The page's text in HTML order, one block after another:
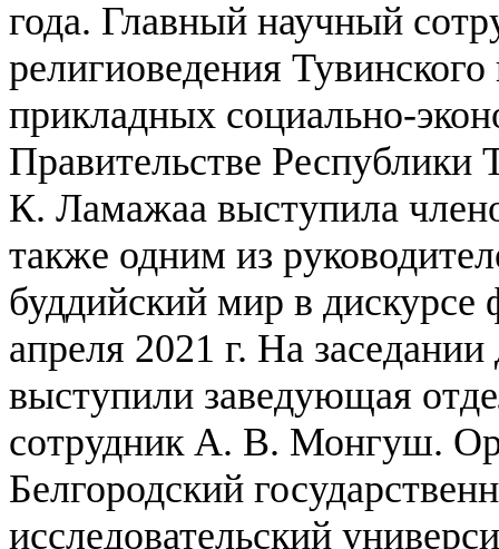
года. Главный научный
религиоведения
прикладных социально-
Правительстве
К. Ламажаа выступила
также одним из
буддийский мир в дискурсе
апреля 2021 г. На
выступили заведующая
сотрудник А. В. Монгуш.
Белгородский
исследовательский